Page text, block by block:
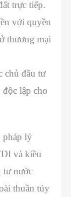
trực tiếp.
với quyền
thương mại
chủ đầu tư
lập cho
pháp lý
và kiều
tư nước
thuần túy